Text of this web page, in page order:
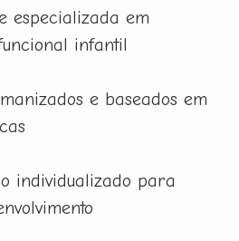
especializada em
infantil
e baseados em
individualizado para